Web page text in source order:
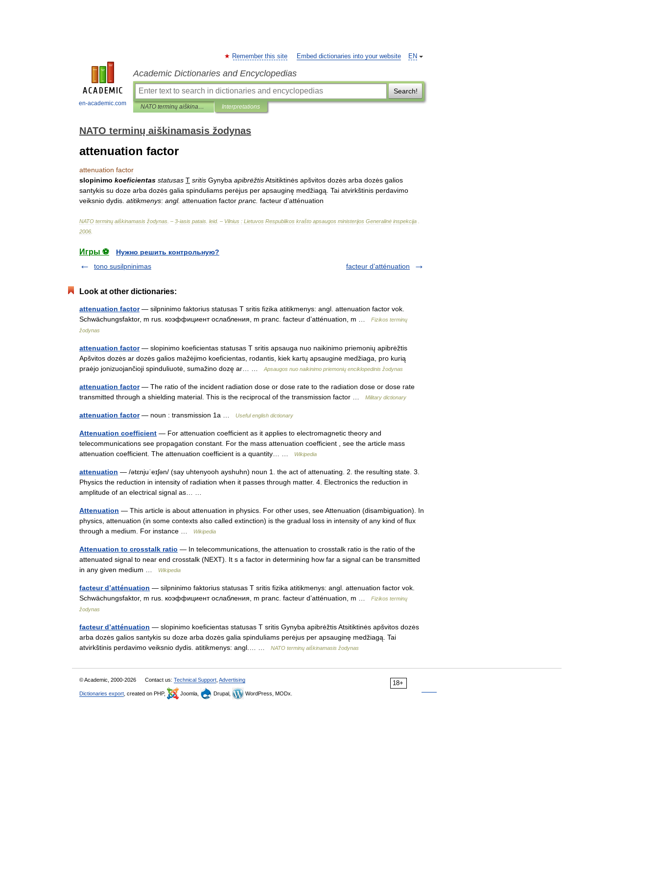
en-academic.com
EN
Remember this site Embed dictionaries into your website
Academic Dictionaries and Encyclopedias
Search!
NATO terminų aiškinamasis žodynas Interpretations
NATO terminų aiškinamasis žodynas
attenuation factor
attenuation factor
slopinimo koeficientas statusas T sritis Gynyba apibrėžtisAtsitiktinės apšvitos dozės arba dozės galios
santykis su doze arba dozės galia spinduliams perėjus per apsauginę medžiagą Tai atvirkštinis perdavimo
veiksnio dydis atitikmenys: angl. attenuation factor pranc facteur d’atténuation
NATO terminų aiškinamasis žodynas . – 3-iasis patais leid. – Vilnius : Lietuvos Respublikos krašto apsaugos ministerijos Generalinė inspekcija
2006
Игры ⚽
Нужно решить контрольную?
tono susilpninimas
facteur d’atténuation
Look at other dictionaries:
attenuation factor— silpninimo faktorius statusas T sritis fizika atitikmenys: angl. attenuation factor vok.
Schwächungsfaktor, m rus. коэффициент ослабления, m pranc. facteur d’atténuation, m …
Fizikos terminų
žodynas
attenuation factor— slopinimo koeficientas statusas T sritis apsauga nuo naikinimo priemonių apibrėžtis
Apšvitos dozės ar dozės galios mažėjimo koeficientas, rodantis, kiek kartų apsauginė medžiaga, pro kurią
praėjo jonizuojančioji spinduliuotė, sumažino dozę ar… …
Apsaugos nuo naikinimo priemonių enciklopedinis žodynas
attenuation factor— The ratio of the incident radiation dose or dose rate to the radiation dose or dose rate
transmitted through a shielding material. This is the reciprocal of the transmission factor …
Military dictionary
attenuation factor— noun : transmission 1a … Useful english dictionary
Attenuation coefficient — For attenuation coefficient as it applies to electromagnetic theory and
telecommunications see propagation constant. For the mass attenuation coefficient , see the article mass
attenuation coefficient. The attenuation coefficient is a quantity… …
Wikipedia
attenuation — /ətɛnjuˈeɪʃən/ (say uhtenyooh ayshuhn) noun 1. the act of attenuating. 2. the resulting state. 3.
Physics the reduction in intensity of radiation when it passes through matter. 4. Electronics the reduction in
amplitude of an electrical signal as… …
Attenuation — This article is about attenuation in physics. For other uses, see Attenuation (disambiguation). In
physics, attenuation (in some contexts also called extinction) is the gradual loss in intensity of any kind of flux
through a medium. For instance …
Wikipedia
Attenuation to crosstalk ratio — In telecommunications, the attenuation to crosstalk ratio is the ratio of the
attenuated signal to near end crosstalk (NEXT). It s a factor in determining how far a signal can be transmitted
in any given medium …
Wikipedia
facteur d’atténuation — silpninimo faktorius statusas T sritis fizika atitikmenys: angl. attenuation factor vok.
Schwächungsfaktor, m rus. коэффициент ослабления, m pranc. facteur d’atténuation, m …
Fizikos terminų
žodynas
facteur d’atténuation — slopinimo koeficientas statusas T sritis Gynyba apibrėžtis Atsitiktinės apšvitos dozės
arba dozės galios santykis su doze arba dozės galia spinduliams perėjus per apsauginę medžiagą. Tai
atvirkštinis perdavimo veiksnio dydis. atitikmenys: angl.… …
NATO terminų aiškinamasis žodynas
18+
© Academic, 2000-2026 Contact us: Technical Support Advertising
Dictionaries export , created on PHP, Joomla, Drupal, WordPress, MODx.